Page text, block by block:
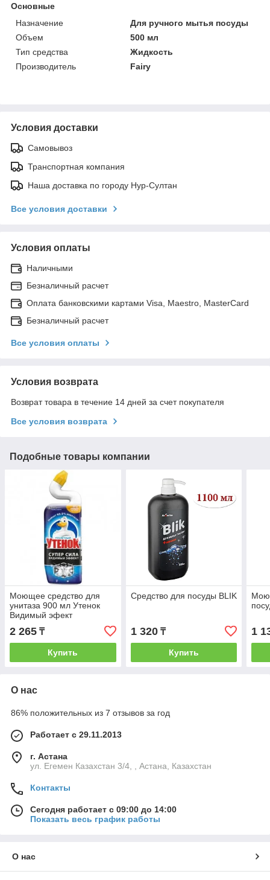
Основные
Назначение
Для ручного мытья посуды
Объем
500 мл
Тип средства
Жидкость
Производитель
Fairy
Условия доставки
Самовывоз
Транспортная компания
Наша доставка по городу Нур-Султан
Все условия доставки
Условия оплаты
Наличными
Безналичный расчет
Оплата банковскими картами Visa, Maestro, MasterCard
Безналичный расчет
Все условия оплаты
Условия возврата
Возврат товара в течение 14 дней за счет покупателя
Все условия возврата
Подобные товары компании
Моющее средство для
унитаза 900 мл Утенок
Видимый эфект
2 265 ₸
Купить
Средство для посуды BLIK
1 320₸
Купить
1
О нас
86% положительных из 7 отзывов за год
Работает с 29.11.2013
г. Астана
ул. Егемен Казахстан 3/4, , Астана, Казахстан
Контакты
Сегодня работает с 09:00 до 14:00
Показать весь график работы
О нас